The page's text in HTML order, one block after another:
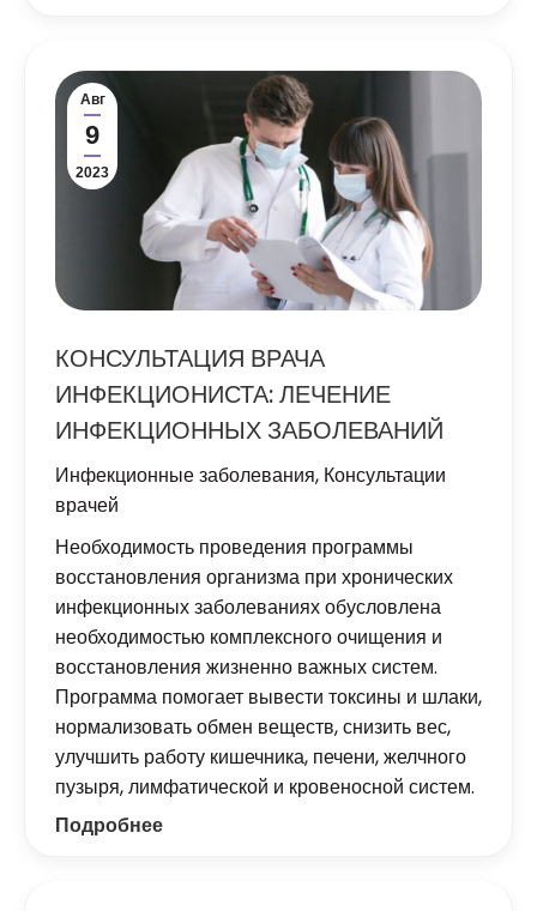
Авг
9
2023
КОНСУЛЬТАЦИЯ ВРАЧА
ИНФЕКЦИОНИСТА: ЛЕЧЕНИЕ
ИНФЕКЦИОННЫХ ЗАБОЛЕВАНИЙ
Инфекционные заболевания, Консультации
врачей
Необходимость проведения программы
восстановления организма при хронических
инфекционных заболеваниях обусловлена
необходимостью комплексного очищения и
восстановления жизненно важных систем.
Программа помогает вывести токсины и шлаки,
нормализовать обмен веществ, снизить вес,
улучшить работу кишечника, печени, желчного
пузыря, лимфатической и кровеносной систем.
Подробнее